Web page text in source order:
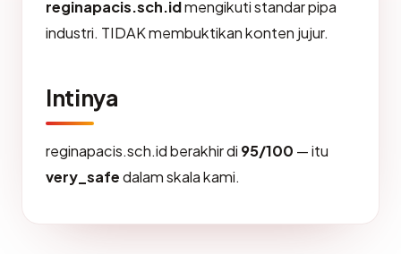
reginapacis.sch.idmengikuti standar pipa
industri. TIDAK membuktikan konten jujur.
Intinya
reginapacis.sch.id berakhir di 95/100 — itu
very_safedalam skala kami.